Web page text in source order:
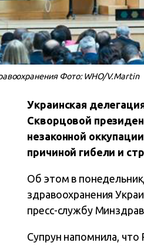
Фото: WHO/V.Martin
Украинская
Скворцовой
незаконной
причиной гибели и
Об этом в
здравоохранения
пресс-службу
Супрун напомнила, что